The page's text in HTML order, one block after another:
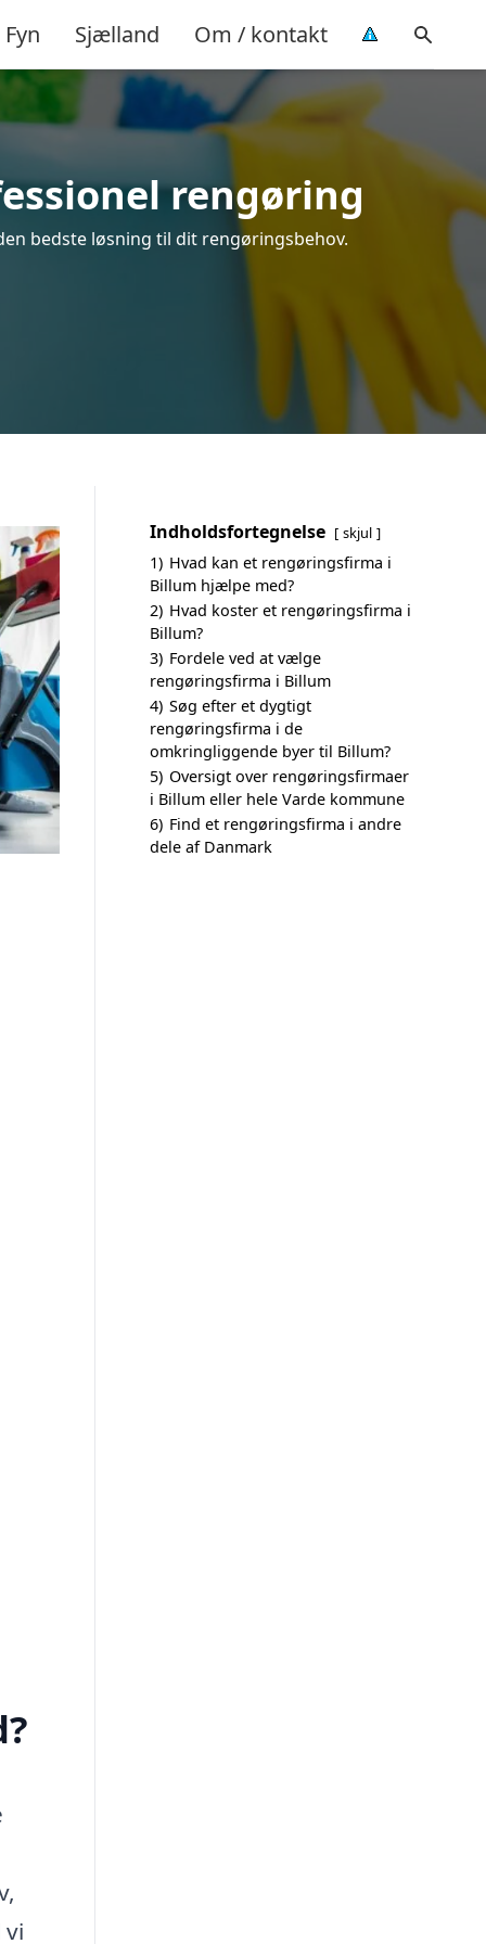
Fyn Sjælland Om / kontakt
rengøring
bedste løsning til dit rengøringsbehov.
Indholdsfortegnelse skjul
1) Hvad kan et rengøringsfirma i
Billum hjælpe med?
2) Hvad koster et rengøringsfirma i
Billum?
3) Fordele ved at vælge
rengøringsfirma i Billum
4) Søg efter et dygtigt
rengøringsfirma i de
omkringliggende byer til Billum?
5) Oversigt over rengøringsfirmaer
i Billum eller hele Varde kommune
6) Find et rengøringsfirma i andre
dele af Danmark